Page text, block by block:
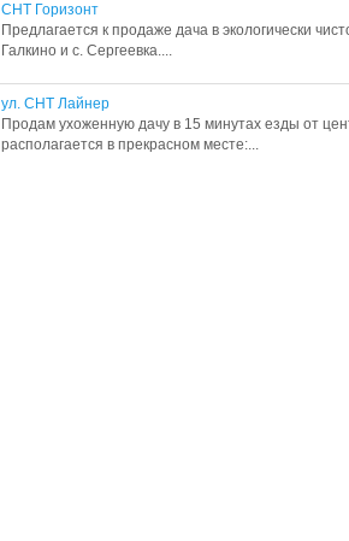
СНТ Горизонт
Предлагается к продаже дача в экологически
Галкино и с. Сергеевка....
ул. СНТ Лайнер
Продам ухоженную дачу в 15 минутах езды от
располагается в прекрасном месте:...